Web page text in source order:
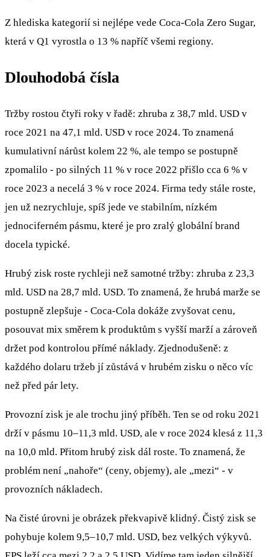
Z hlediska kategorií si nejlépe vede Coca‑Cola Zero Sugar,
která v Q1 vyrostla o 13 % napříč všemi regiony.
Dlouhodobá čísla
Tržby rostou čtyři roky v řadě: zhruba z 38,7 mld. USD v
roce 2021 na 47,1 mld. USD v roce 2024. To znamená
kumulativní nárůst kolem 22 %, ale tempo se postupně
zpomalilo - po silných 11 % v roce 2022 přišlo cca 6 % v
roce 2023 a necelá 3 % v roce 2024. Firma tedy stále roste,
jen už nezrychluje, spíš jede ve stabilním, nízkém
jednociferném pásmu, které je pro zralý globální brand
docela typické.
Hrubý zisk roste rychleji než samotné tržby: zhruba z 23,3
mld. USD na 28,7 mld. USD. To znamená, že hrubá marže se
postupně zlepšuje - Coca‑Cola dokáže zvyšovat cenu,
posouvat mix směrem k produktům s vyšší marží a zároveň
držet pod kontrolou přímé náklady. Zjednodušeně: z
každého dolaru tržeb jí zůstává v hrubém zisku o něco víc
než před pár lety.
Provozní zisk je ale trochu jiný příběh. Ten se od roku 2021
drží v pásmu 10–11,3 mld. USD, ale v roce 2024 klesá z 11,3
na 10,0 mld. Přitom hrubý zisk dál roste. To znamená, že
problém není „nahoře“ (ceny, objemy), ale „mezi“ - v
provozních nákladech.
Na čisté úrovni je obrázek překvapivě klidný. Čistý zisk se
pohybuje kolem 9,5–10,7 mld. USD, bez velkých výkyvů.